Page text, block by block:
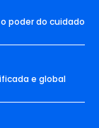
poder do cuidado
e global